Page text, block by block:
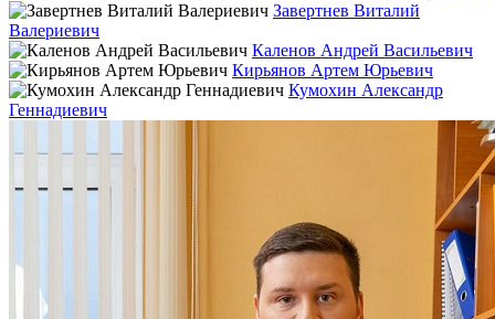
Завертнев Виталий
Валериевич
Каленов Андрей Васильевич
Кирьянов Артем Юрьевич
Кумохин Александр
Геннадиевич